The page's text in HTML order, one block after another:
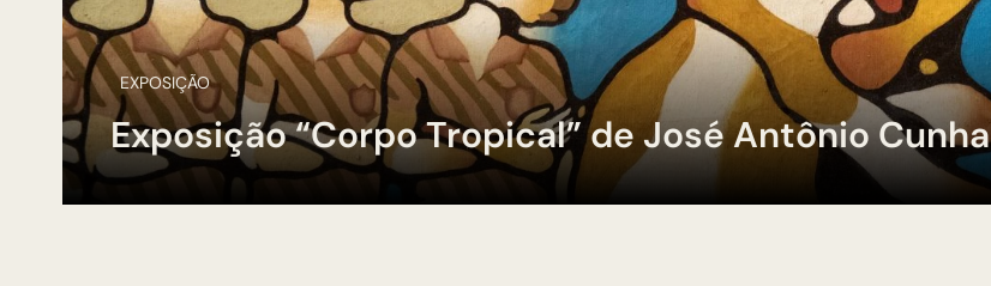
EXPOSIÇÃO
Exposição “Corpo Tropical” de José Antônio Cunha